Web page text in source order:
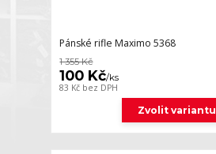
Pánské rifle Maximo 5368
1 355 Kč
100 Kč/ks
83 Kč bez DPH
Zvolit variantu